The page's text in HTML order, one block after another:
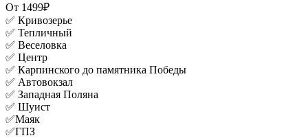
От 1499₽
✅ Кривозерье
✅ Тепличный
✅ Веселовка
✅ Центр
✅ Карпинского до памятника Победы
✅ Автовокзал
✅ Западная Поляна
✅ Шуист
✅Маяк
✅ГПЗ